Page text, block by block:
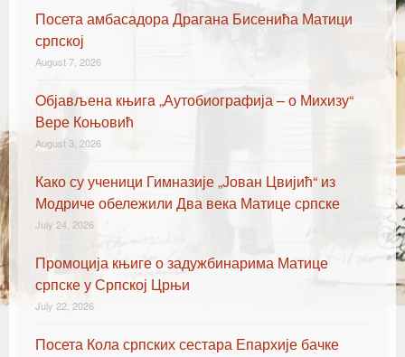
Најаве
Посета амбасадора Драгана Бисенића Матици
српској
August 7, 2026
Oбјављена књигa „Аутобиографија – о Михизу“
Вере Коњовић
August 3, 2026
Како су ученици Гимназије „Јован Цвијић“ из
Модриче обележили Два века Матице српске
July 24, 2026
Промоција књиге о задужбинарима Матице
српске у Српској Црњи
July 22, 2026
Посета Кола српских сестара Епархије бачке